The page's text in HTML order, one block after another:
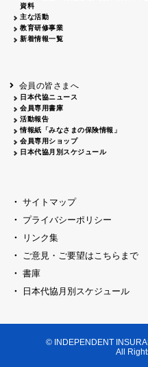
資料
主な活動
教育研修事業
新着情報一覧
会員の皆さまへ
日本代協ニュース
会員専用書庫
活動報告
情報紙「みなさまの保険情報」
会員専用ショップ
日本代協月別スケジュール
サイトマップ
プライバシーポリシー
リンク集
ご意見・ご要望はこちらまで
書庫
日本代協月別スケジュール
© INDEPENDENT
All